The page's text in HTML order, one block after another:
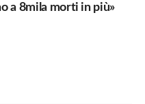
a 8mila morti in più»